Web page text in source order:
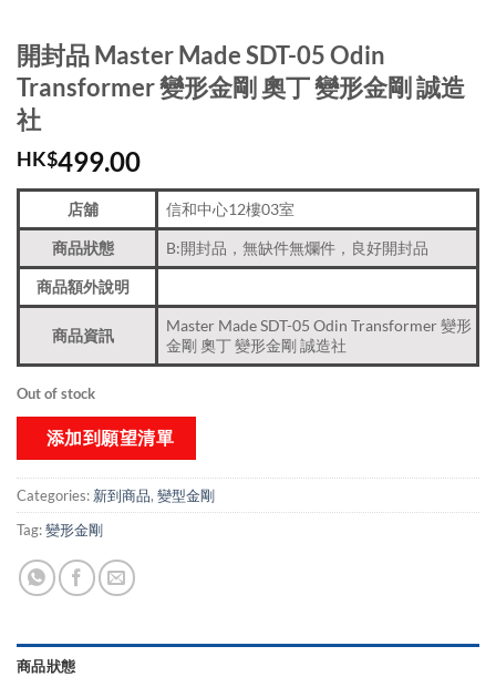
開封品 Master Made SDT-05 Odin
Transformer 變形金剛 奧丁 變形金剛 誠造
社
HK$499.00
店舖 信和中心12樓03室
商品狀態 B:開封品，無缺件無爛件，良好開封品
商品額外說明
商品資訊
Master Made SDT-05 Odin Transformer 變形
金剛 奧丁 變形金剛 誠造社
Out of stock
添加到願望清單
Categories: 新到商品​, 變型金剛
Tag:變形金剛
商品狀態